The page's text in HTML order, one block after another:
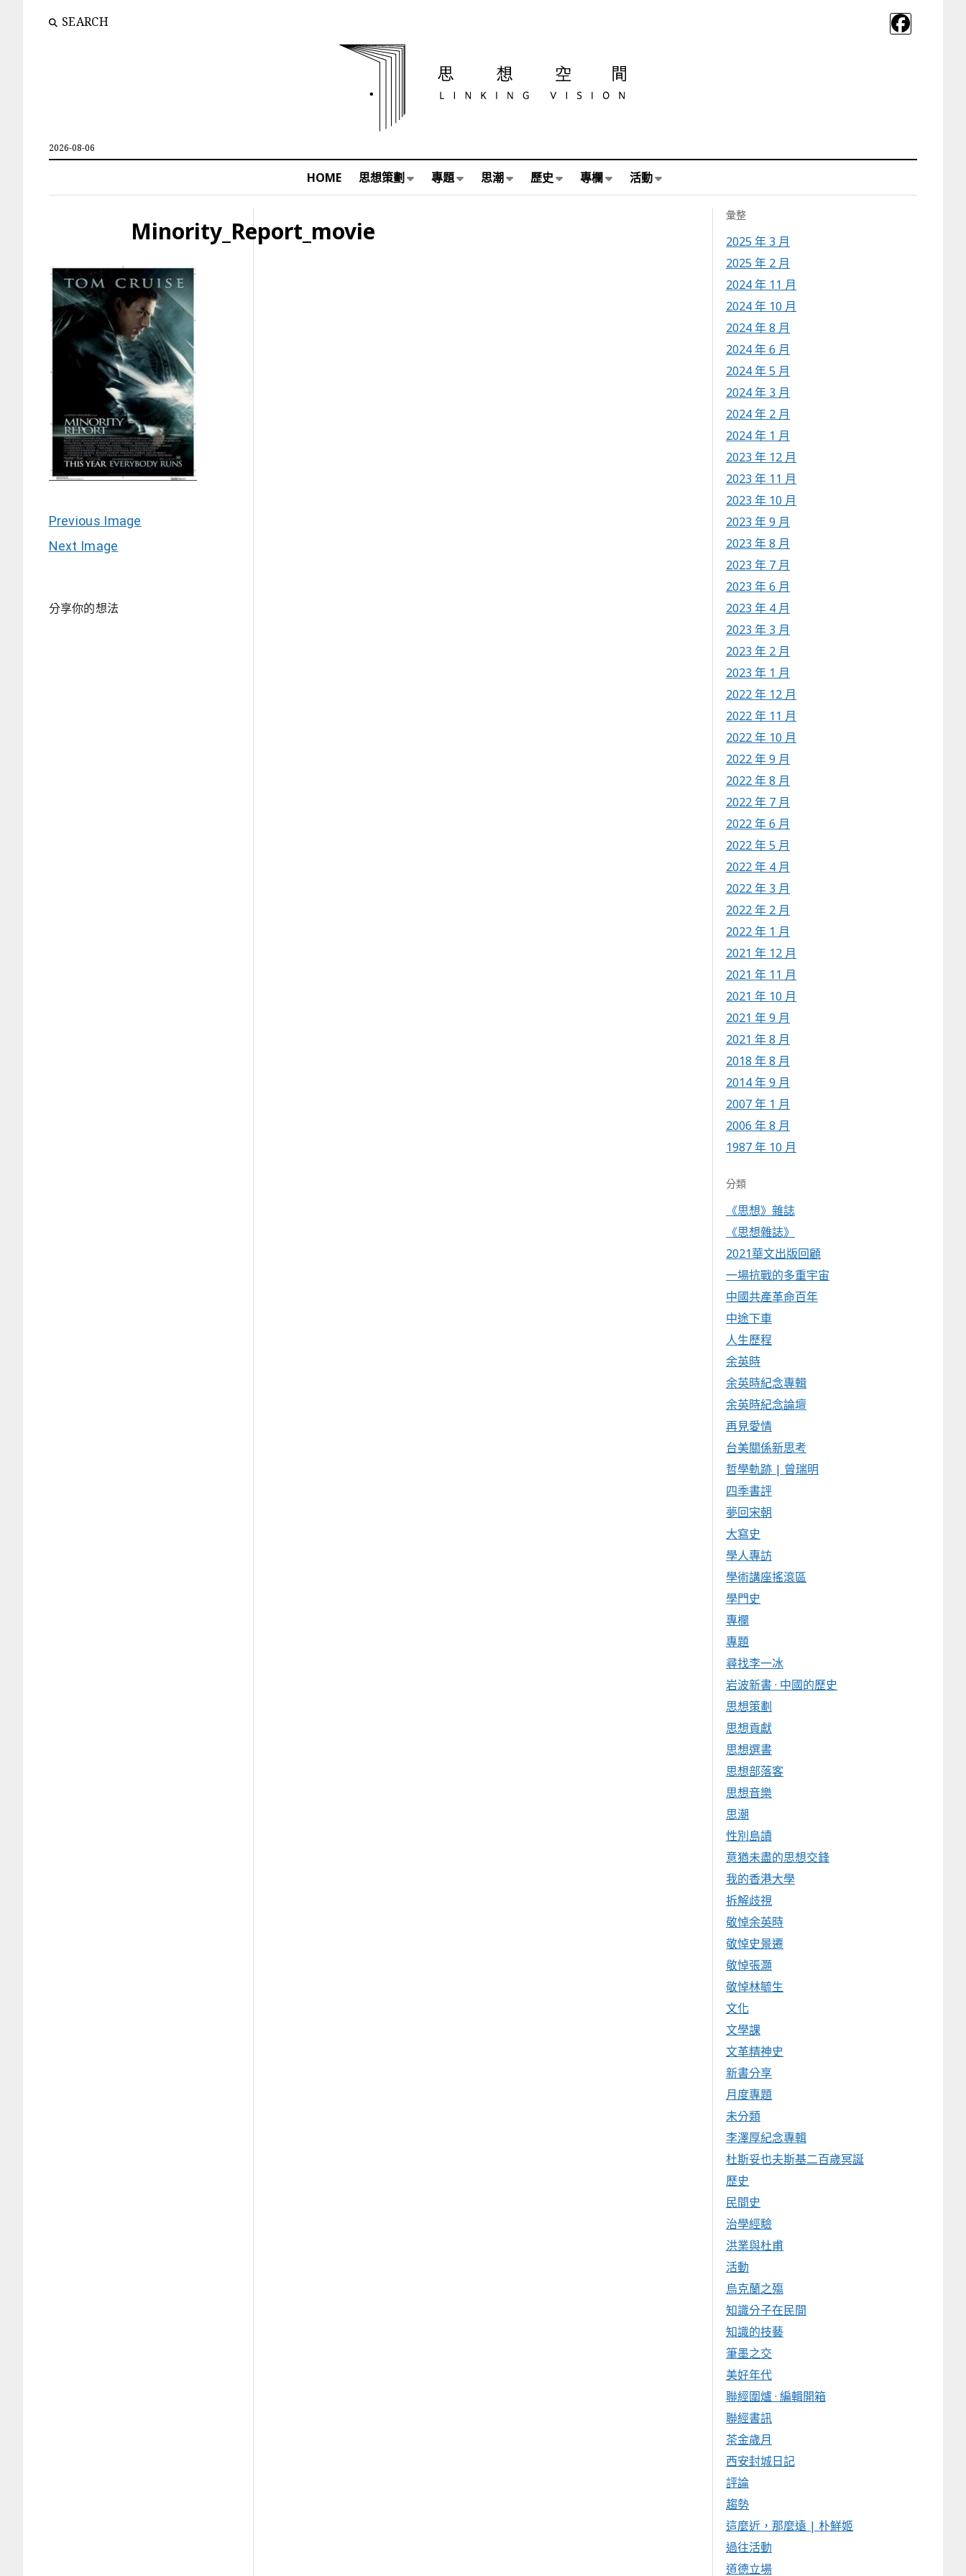
SEARCH
2026-08-06
HOME 思想策劃 專題 思潮 歷史 專欄 活動
Minority_Report_movie
Previous Image
Next Image
分享你的想法
彙整
2025 年 3 月
2025 年 2 月
2024 年 11 月
2024 年 10 月
2024 年 8 月
2024 年 6 月
2024 年 5 月
2024 年 3 月
2024 年 2 月
2024 年 1 月
2023 年 12 月
2023 年 11 月
2023 年 10 月
2023 年 9 月
2023 年 8 月
2023 年 7 月
2023 年 6 月
2023 年 4 月
2023 年 3 月
2023 年 2 月
2023 年 1 月
2022 年 12 月
2022 年 11 月
2022 年 10 月
2022 年 9 月
2022 年 8 月
2022 年 7 月
2022 年 6 月
2022 年 5 月
2022 年 4 月
2022 年 3 月
2022 年 2 月
2022 年 1 月
2021 年 12 月
2021 年 11 月
2021 年 10 月
2021 年 9 月
2021 年 8 月
2018 年 8 月
2014 年 9 月
2007 年 1 月
2006 年 8 月
1987 年 10 月
分類
《思想》雜誌
《思想雜誌》
2021華文出版回顧
一場抗戰的多重宇宙
中國共產革命百年
中途下車
人生歷程
余英時
余英時紀念專輯
余英時紀念論壇
再見愛情
台美關係新思考
哲學軌跡 | 曾瑞明
四季書評
夢回宋朝
大寫史
學人專訪
學術講座搖滾區
學門史
專欄
專題
尋找李一冰
岩波新書 · 中國的歷史
思想策劃
思想貢獻
思想選書
思想部落客
思想音樂
思潮
性別島讀
意猶未盡的思想交鋒
我的香港大學
拆解歧視
敬悼余英時
敬悼史景遷
敬悼張灝
敬悼林毓生
文化
文學課
文革精神史
新書分享
月度專題
未分類
李澤厚紀念專輯
杜斯妥也夫斯基二百歲冥誕
歷史
民間史
治學經驗
洪業與杜甫
活動
烏克蘭之殤
知識分子在民間
知識的技藝
筆墨之交
美好年代
聯經圍爐 · 編輯開箱
聯經書訊
茶金歲月
西安封城日記
評論
趨勢
這麼近，那麼遠 | 朴鮮姬
過往活動
道德立場